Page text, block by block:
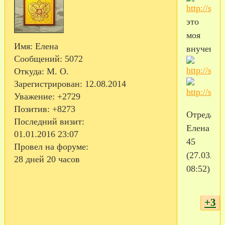
Имя: Елена
Сообщений: 5072
Откуда: М. О.
Зарегистрирован: 12.08.2014
Уважение: +2729
Позитив: +8273
Последний визит:
01.01.2016 23:07
Провел на форуме:
28 дней 20 часов
это
моя
Елена
45
08:52)
+3